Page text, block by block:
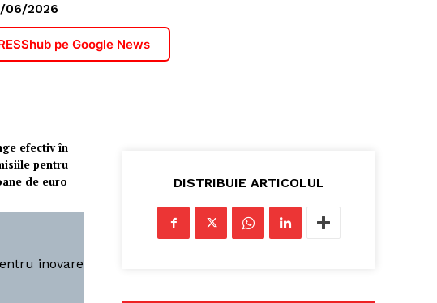
06/2026
pe Google News
efectiv în
pentru
de euro
inovare
DISTRIBUIE ARTICOLUL